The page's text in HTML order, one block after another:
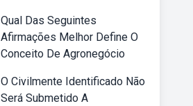
Qual Das Seguintes
Afirmações Melhor Define O
Conceito De Agronegócio
O Civilmente Identificado Não
Será Submetido A